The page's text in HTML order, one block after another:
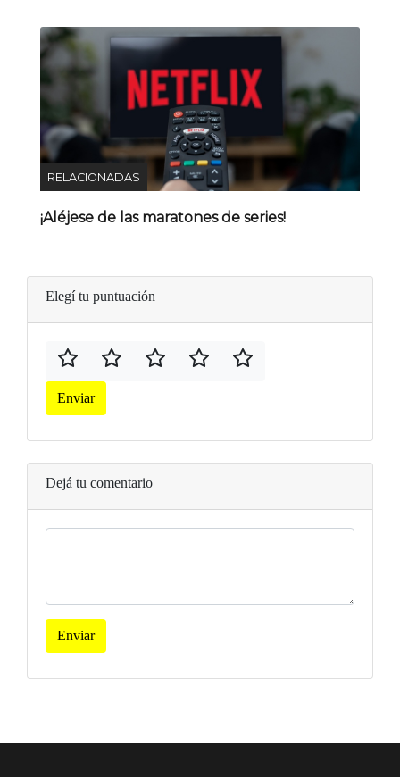
RELACIONADAS
¡Aléjese de las maratones de series!
Elegí tu puntuación
Enviar
Dejá tu comentario
Enviar